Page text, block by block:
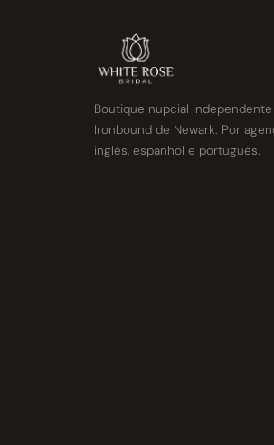
Boutique nupcial
Ironbound de Newark. Por
inglês, espanhol e português.